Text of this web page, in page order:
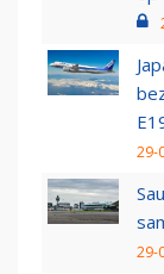
29-
29-